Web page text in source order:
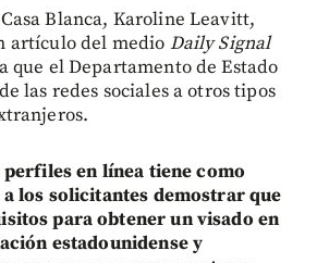
Blanca, Karoline Leavitt,
artículo del medio Daily Signal
que el Departamento de Estado
las redes sociales a otros tipos
en línea tiene como
los solicitantes demostrar que
para obtener un visado en
estadounidense y